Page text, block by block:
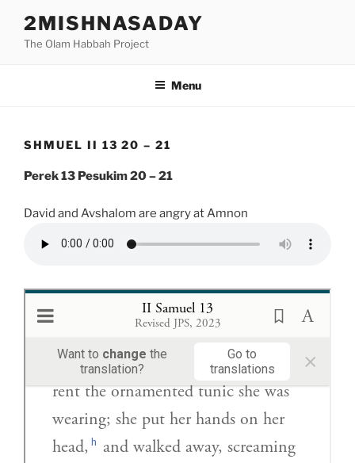
content
2MISHNASADAY
The Olam Habbah Project
Menu
SHMUEL II 13 20 – 21
Perek 13 Pesukim 20 – 21
David and Avshalom are angry at Amnon